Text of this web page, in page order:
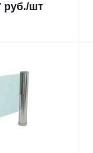
руб./шт